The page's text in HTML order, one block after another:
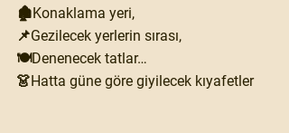
🏚Konaklama yeri,
📌Gezilecek yerlerin sırası,
🍽Denenecek tatlar…
👗Hatta güne göre giyilecek kıyafetler